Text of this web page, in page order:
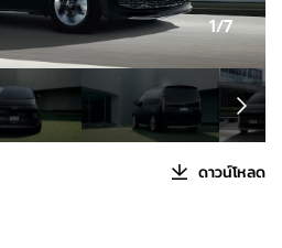
1/7
ดาวน์โหลด